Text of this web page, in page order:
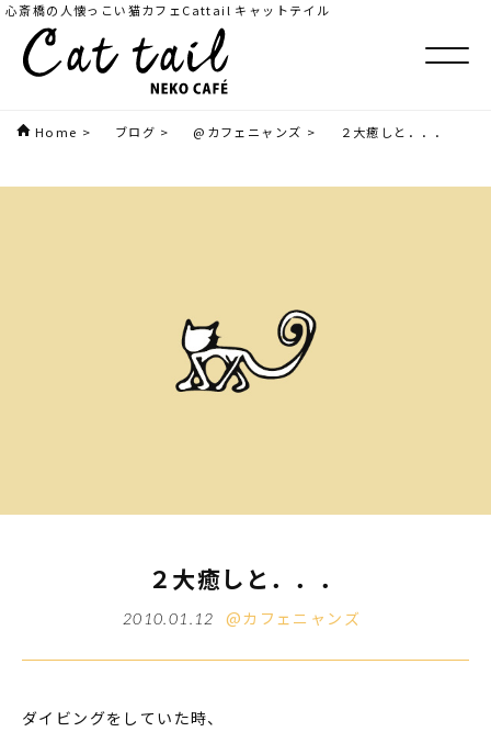
心斎橋の人懐っこい猫カフェCattail キャットテイル
Home > ブログ > @カフェニャンズ > ２大癒しと．．．
２大癒しと．．．
2010.01.12 @カフェニャンズ
ダイビングをしていた時、